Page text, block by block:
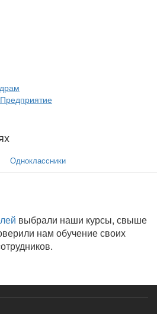
Одноклассники
выбрали наши курсы, свыше
нам обучение своих